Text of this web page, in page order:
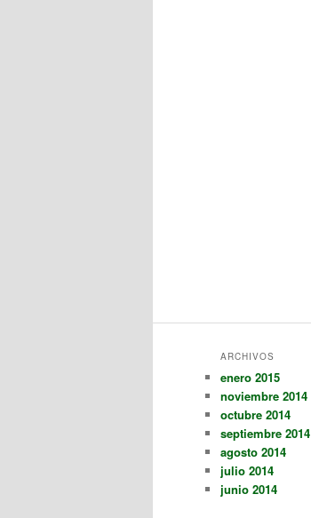
ARCHIVOS
enero 2015
noviembre 2014
octubre 2014
septiembre 2014
agosto 2014
julio 2014
junio 2014